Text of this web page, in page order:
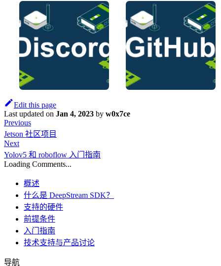
Edit this page
Last updated on Jan 4, 2023 by w0x7ce
Previous
Jetson 社区项目
Next
Yolov5 和 roboflow 入门指南
Loading Comments...
概述
什么是 DeepStream SDK？
支持的硬件
前提条件
入门指南
技术支持与产品讨论
导航